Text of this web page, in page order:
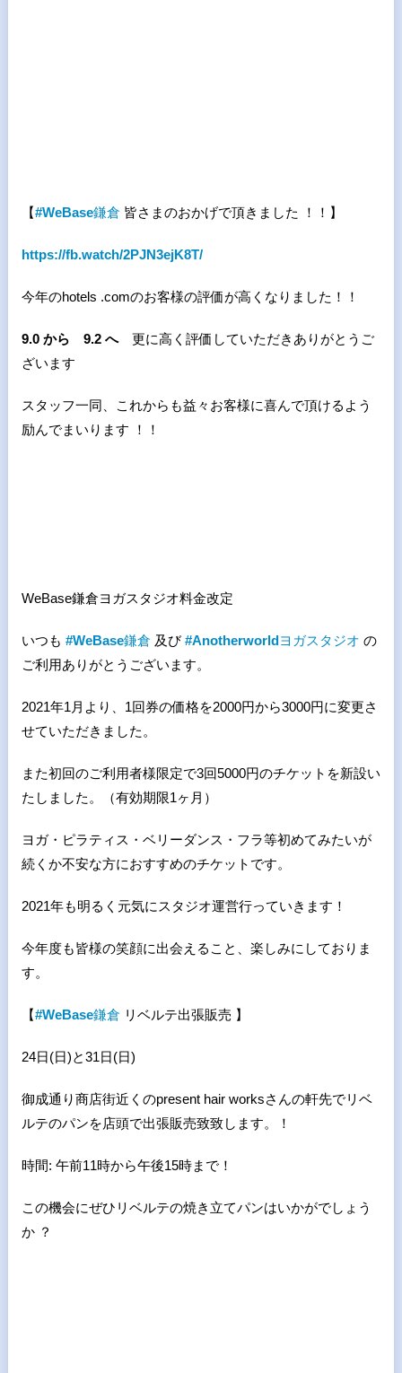
【#WeBase鎌倉 皆さまのおかげで頂きました ！！】
https://fb.watch/2PJN3ejK8T/
今年のhotels .comのお客様の評価が高くなりました！！
9.0 から 9.2 へ更に高く評価していただきありがとうご
ざいます
スタッフ一同、これからも益々お客様に喜んで頂けるよう
励んでまいります ！！
WeBase鎌倉ヨガスタジオ料金改定
いつも #WeBase鎌倉 及び#Anotherworldヨガスタジオ の
ご利用ありがとうございます。
2021年1月より、1回券の価格を2000円から3000円に変更さ
せていただきました。
また初回のご利用者様限定で3回5000円のチケットを新設い
たしました。（有効期限1ヶ月）
ヨガ・ピラティス・ベリーダンス・フラ等初めてみたいが
続くか不安な方におすすめのチケットです。
2021年も明るく元気にスタジオ運営行っていきます！
今年度も皆様の笑顔に出会えること、楽しみにしておりま
す。
【#WeBase鎌倉 リベルテ出張販売 】
24日(日)と31日(日)
御成通り商店街近くのpresent hair worksさんの軒先でリベ
ルテのパンを店頭で出張販売致致します。！
時間: 午前11時から午後15時まで！
この機会にぜひリベルテの焼き立てパンはいかがでしょう
か ？